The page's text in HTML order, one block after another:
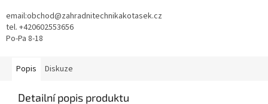
email:obchod@zahradnitechnikakotasek.cz
tel. +420602553656
Po-Pa 8-18
Popis Diskuze
Detailní popis produktu